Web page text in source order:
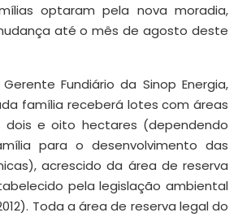
optaram pela nova moradia,
até o mês de agosto deste
Fundiário da Sinop Energia,
família receberá lotes com áreas
dois e oito hectares (dependendo
para o desenvolvimento das
acrescido da área de reserva
pela legislação ambiental
Toda a área de reserva legal do